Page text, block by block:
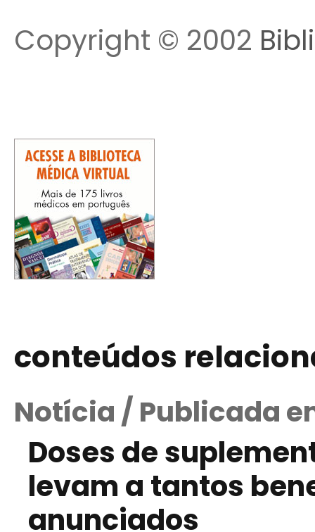
Copyright © 2002
conteúdos
Notícia / Publicada
Doses de
levam a tantos
anunciados